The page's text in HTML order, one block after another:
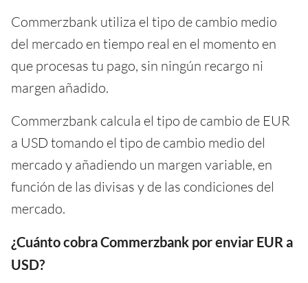
Commerzbank utiliza el tipo de cambio medio
del mercado en tiempo real en el momento en
que procesas tu pago, sin ningún recargo ni
margen añadido.
Commerzbank calcula el tipo de cambio de EUR
a USD tomando el tipo de cambio medio del
mercado y añadiendo un margen variable, en
función de las divisas y de las condiciones del
mercado.
¿Cuánto cobra Commerzbank por enviar EUR a
USD?